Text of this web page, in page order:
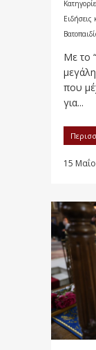
Ειδήσεις
Με το
που
για...
15